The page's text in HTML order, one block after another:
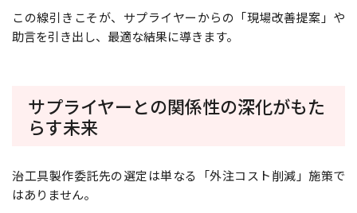
この線引きこそが、サプライヤーからの「現場改善提案」や
助言を引き出し、最適な結果に導きます。
サプライヤーとの関係性の深化がもた
らす未来
治工具製作委託先の選定は単なる「外注コスト削減」施策で
はありません。